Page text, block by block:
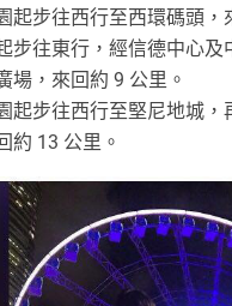
起步往西行至西環碼頭，
步往東行，經信德中心及
場，來回約 9 公里。
起步往西行至堅尼地城，
約 13 公里。